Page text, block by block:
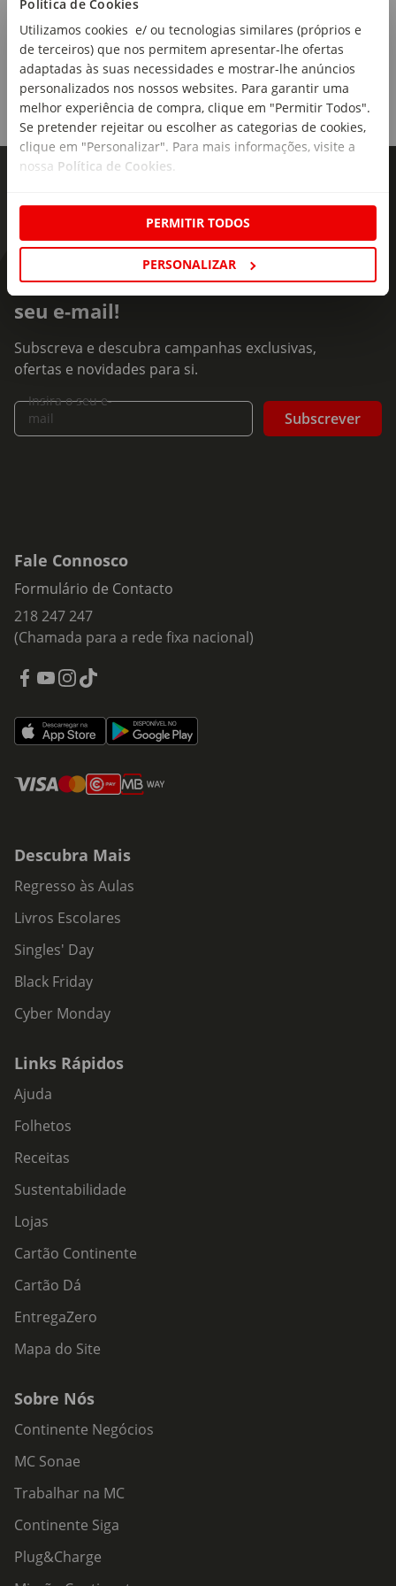
Política de Cookies
Utilizamos cookies e/ ou tecnologias similares (próprios e
de terceiros) que nos permitem apresentar-lhe ofertas
adaptadas às suas necessidades e mostrar-lhe anúncios
personalizados nos nossos websites. Para garantir uma
melhor experiência de compra, clique em "Permitir Todos".
Se pretender rejeitar ou escolher as categorias de cookies,
clique em "Personalizar". Para mais informações, visite a
nossa Política de Cookies
PERMITIR TODOS
PERSONALIZAR
As novidades mais frescas no
seu e-mail!
Subscreva e descubra campanhas exclusivas,
ofertas e novidades para si.
Insira o seu e-
mail
Subscrever
Fale Connosco
Formulário de Contacto
218 247 247
(Chamada para a rede fixa nacional)
Descubra Mais
Regresso às Aulas
Livros Escolares
Singles' Day
Black Friday
Cyber Monday
Links Rápidos
Ajuda
Folhetos
Receitas
Sustentabilidade
Lojas
Cartão Continente
Cartão Dá
EntregaZero
Mapa do Site
Sobre Nós
Continente Negócios
MC Sonae
Trabalhar na MC
Continente Siga
Plug&Charge